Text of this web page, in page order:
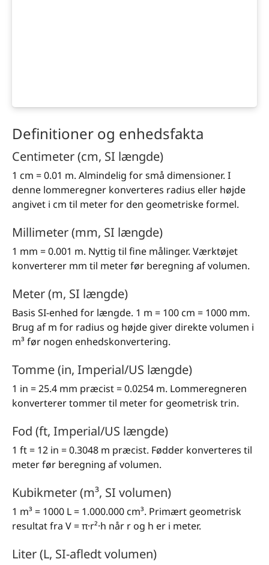
Definitioner og enhedsfakta
Centimeter (cm, SI længde)
1 cm = 0.01 m. Almindelig for små dimensioner. I
denne lommeregner konverteres radius eller højde
angivet i cm til meter for den geometriske formel.
Millimeter (mm, SI længde)
1 mm = 0.001 m. Nyttig til fine målinger. Værktøjet
konverterer mm til meter før beregning af volumen.
Meter (m, SI længde)
Basis SI-enhed for længde. 1 m = 100 cm = 1000 mm.
Brug af m for radius og højde giver direkte volumen i
m³ før nogen enhedskonvertering.
Tomme (in, Imperial/US længde)
1 in = 25.4 mm præcist = 0.0254 m. Lommeregneren
konverterer tommer til meter for geometrisk trin.
Fod (ft, Imperial/US længde)
1 ft = 12 in = 0.3048 m præcist. Fødder konverteres til
meter før beregning af volumen.
Kubikmeter (m³, SI volumen)
1 m³ = 1000 L = 1.000.000 cm³. Primært geometrisk
resultat fra V = π·r²·h når r og h er i meter.
Liter (L, SI-afledt volumen)